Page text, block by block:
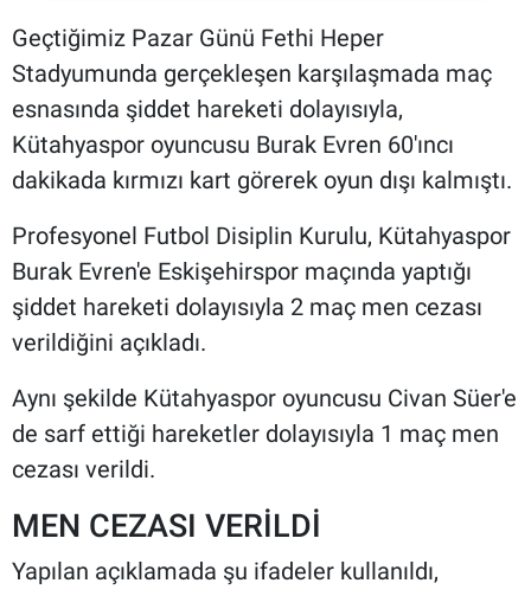
Geçtiğimiz Pazar Günü Fethi Heper
Stadyumunda gerçekleşen karşılaşmada maç
esnasında şiddet hareketi dolayısıyla,
Kütahyaspor oyuncusu Burak Evren 60'ıncı
dakikada kırmızı kart görerek oyun dışı kalmıştı.
Profesyonel Futbol Disiplin Kurulu, Kütahyaspor
Burak Evren'e Eskişehirspor maçında yaptığı
şiddet hareketi dolayısıyla 2 maç men cezası
verildiğini açıkladı.
Aynı şekilde Kütahyaspor oyuncusu Civan Süer'e
de sarf ettiği hareketler dolayısıyla 1 maç men
cezası verildi.
MEN CEZASI VERİLDİ
Yapılan açıklamada şu ifadeler kullanıldı,